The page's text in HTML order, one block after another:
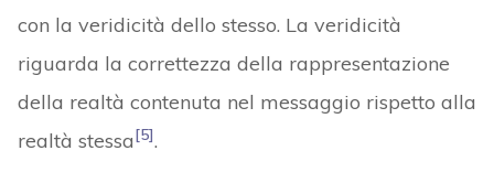
con la veridicità dello stesso. La veridicità
riguarda la correttezza della rappresentazione
della realtà contenuta nel messaggio rispetto alla
realtà stessa[5].